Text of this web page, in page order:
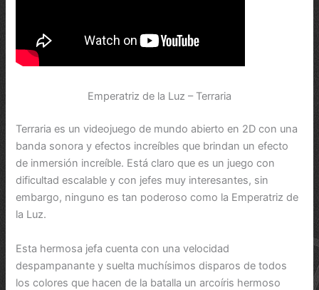
Emperatriz de la Luz – Terraria
Terraria es un videojuego de mundo abierto en 2D con una
banda sonora y efectos increíbles que brindan un efecto
de inmersión increíble. Está claro que es un juego con
dificultad escalable y con jefes muy interesantes, sin
embargo, ninguno es tan poderoso como la Emperatriz de
la Luz.
Esta hermosa jefa cuenta con una velocidad
despampanante y suelta muchísimos disparos de todos
los colores que hacen de la batalla un arcoíris hermoso